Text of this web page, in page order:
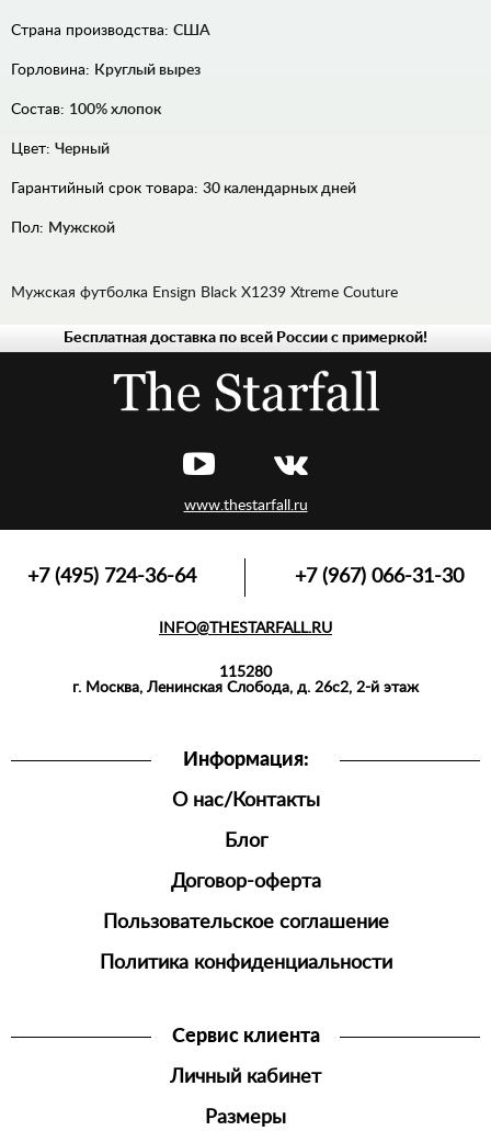
Страна производства: США
Горловина: Круглый вырез
Состав: 100% хлопок
Цвет: Черный
Гарантийный срок товара: 30 календарных дней
Пол: Мужской
Мужская футболка Ensign Black X1239 Xtreme Couture
ДЖИНСЫ
ФУТБОЛКИ,
МАЙКИ,
СПОРТИВНАЯ
ОДЕЖДА
Бесплатная доставка по всей России с примеркой!
www.thestarfall.ru
Информация:
О нас/Контакты
Блог
Договор-оферта
Пользовательское соглашение
Политика конфиденциальности
Сервис клиента
Личный кабинет
Размеры
+7 (495) 724-36-64 +7 (967) 066-31-30
INFO@THESTARFALL.RU
115280
г. Москва, Ленинская Слобода, д. 26с2, 2-й этаж